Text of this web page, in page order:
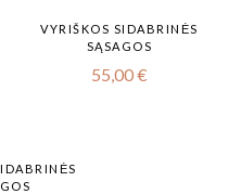
VYRIŠKOS SIDABRINĖS
SĄSAGOS
55,00€